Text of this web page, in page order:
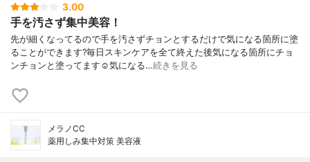
3.00
手を汚さず集中美容！
先が細くなってるので手を汚さずチョンとするだけで気になる箇所に塗
ることができます?毎日スキンケアを全て終えた後気になる箇所にチョ
ンチョンと塗ってます☺️気になる…続きを見る
メラノCC
薬用しみ集中対策 美容液